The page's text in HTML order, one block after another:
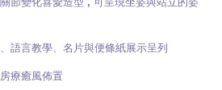
語言教學、名片與便條紙展示呈列
療癒風佈置